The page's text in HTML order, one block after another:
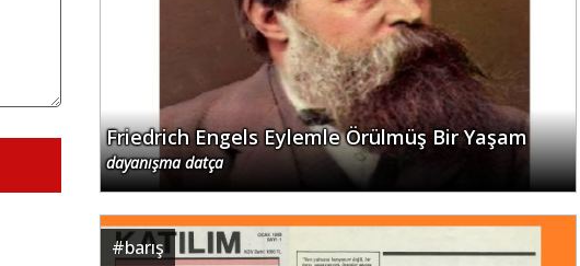
Friedrich Engels Eylemle Örülmüş Bir Yaşam
dayanışma datça
#barış